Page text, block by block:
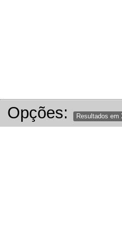
Opções: Resultados em